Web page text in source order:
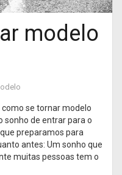
modelo
como se tornar modelo
sonho de entrar para o
preparamos para
antes: Um sonho que
muitas pessoas tem o